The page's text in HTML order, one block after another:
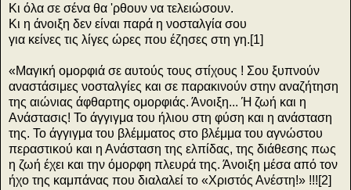
Κι όλα σε σένα θα 'ρθουν να τελειώσουν.
Κι η άνοιξη δεν είναι παρά η νοσταλγία σου
για κείνες τις λίγες ώρες που έζησες στη γη.[1]
«Μαγική ομορφιά σε αυτούς τους στίχους ! Σου ξυπνούν
αναστάσιμες νοσταλγίες και σε παρακινούν στην αναζήτηση
της αιώνιας άφθαρτης ομορφιάς. Άνοιξη... Ή ζωή και η
Ανάστασις! Το άγγιγμα του ήλιου στη φύση και η ανάσταση
της. Το άγγιγμα του βλέμματος στο βλέμμα του αγνώστου
περαστικού και η Ανάσταση της ελπίδας, της διάθεσης πως
η ζωή έχει και την όμορφη πλευρά της. Άνοιξη μέσα από τον
ήχο της καμπάνας που διαλαλεί το «Χριστός Ανέστη!» !!![2]